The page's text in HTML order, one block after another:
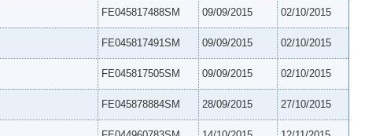
FE045817488SM 09/09/2015 02/10/2015
FE045817491SM 09/09/2015 02/10/2015
FE045817505SM 09/09/2015 02/10/2015
FE045878884SM 28/09/2015 27/10/2015